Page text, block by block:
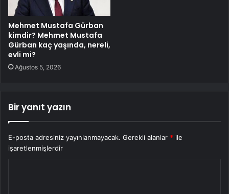
Mehmet Mustafa Gürban
kimdir? Mehmet Mustafa
Gürban kaç yaşında, nereli,
evli mi?
Ağustos 5, 2026
Bir yanıt yazın
E-posta adresiniz yayınlanmayacak. Gerekli alanlar * ile
işaretlenmişlerdir